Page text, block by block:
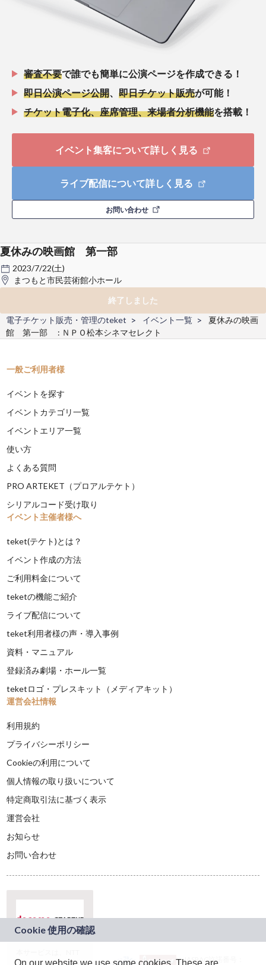
審査不要で誰でも簡単に公演ページを作成できる！
即日公演ページ公開
即日チケット販売が可能！
チケット電子化、座席管理、来場者分析機能を搭載！
イベント集客について詳しく見る
ライブ配信について詳しく見る
お問い合わせ
夏休みの映画館 第一部
2023/7/22(土)
まつもと市民芸術館小ホール
終了しました
電子チケット販売・管理のteket
イベント一覧
夏休みの映画
館 第一部 : ＮＰＯ松本シネマセレクト
一般ご利用者様
イベントを探す
イベントカテゴリ一覧
イベントエリア一覧
使い方
よくある質問
PRO ARTEKET（プロアルテケト）
シリアルコード受け取り
イベント主催者様へ
teket(テケト)とは？
イベント作成の方法
ご利用料金について
teketの機能ご紹介
ライブ配信について
teket利用者様の声・導入事例
資料・マニュアル
登録済み劇場・ホール一覧
teketロゴ・プレスキット（メディアキット）
運営会社情報
利用規約
プライバシーポリシー
Cookieの利用について
個人情報の取り扱いについて
特定商取引法に基づく表示
運営会社
お知らせ
お問い合わせ
ドコモグループの新
JASRAC許諾番号：
On our website we use some cookies. These are